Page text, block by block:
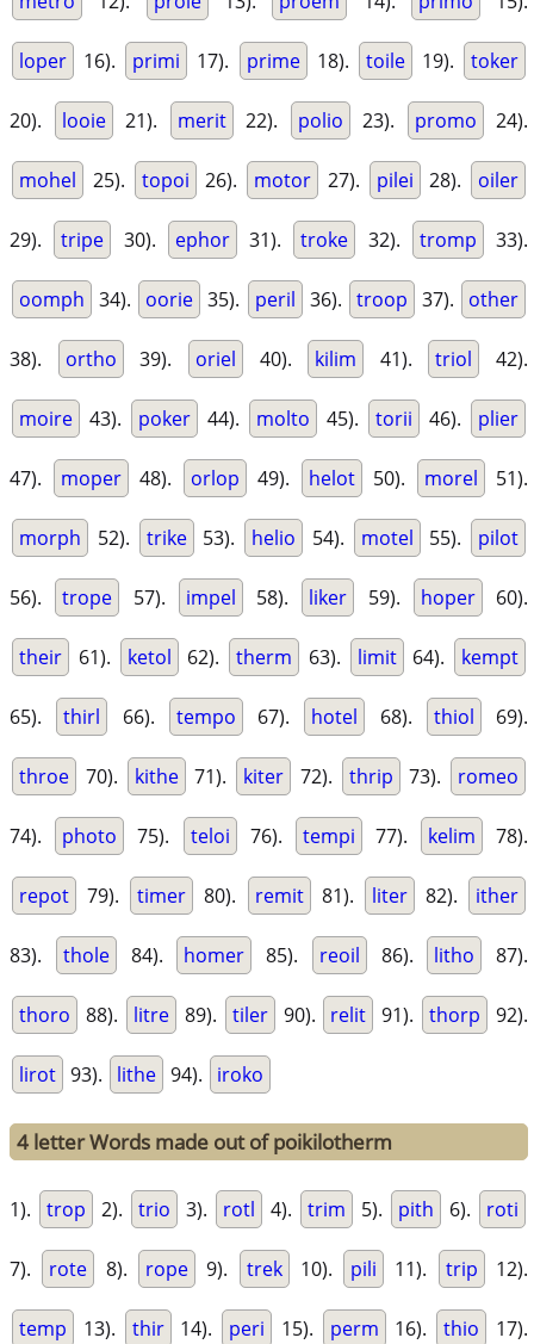
loper 16). primi 17). prime 18). toile 19). toker
20). looie 21). merit 22). polio 23). promo 24).
mohel 25). topoi 26). motor 27). pilei 28). oiler
29). tripe 30). ephor 31). troke 32). tromp 33).
oomph 34). oorie 35). peril 36). troop 37). other
38). ortho 39). oriel 40). kilim 41). triol 42).
moire 43). poker 44). molto 45). torii 46). plier
47). moper 48). orlop 49). helot 50). morel 51).
morph 52). trike 53). helio 54). motel 55). pilot
56). trope 57). impel 58). liker 59). hoper 60).
their 61). ketol 62). therm 63). limit 64). kempt
65). thirl 66). tempo 67). hotel 68). thiol 69).
throe 70). kithe 71). kiter 72). thrip 73). romeo
74). photo 75). teloi 76). tempi 77). kelim 78).
repot 79). timer 80). remit 81). liter 82). ither
83). thole 84). homer 85). reoil 86). litho 87).
thoro 88). litre 89). tiler 90). relit 91). thorp 92).
lirot 93). lithe 94). iroko
4 letter Words made out of poikilotherm
1). trop 2). trio 3). rotl 4). trim 5). pith 6). roti
7). rote 8). rope 9). trek 10). pili 11). trip 12).
temp 13). thir 14). peri 15). perm 16). thio 17).